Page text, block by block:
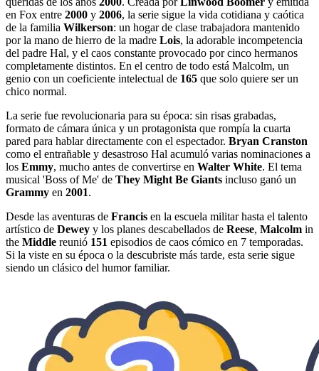
en Fox entre 2000 y 2006, la serie sigue la vida cotidiana y caótica
de la familia Wilkerson: un hogar de clase trabajadora mantenido
por la mano de hierro de la madre Lois, la adorable incompetencia
del padre Hal, y el caos constante provocado por cinco hermanos
completamente distintos. En el centro de todo está Malcolm, un
genio con un coeficiente intelectual de 165 que solo quiere ser un
chico normal.
La serie fue revolucionaria para su época: sin risas grabadas,
formato de cámara única y un protagonista que rompía la cuarta
pared para hablar directamente con el espectador. Bryan Cranston
como el entrañable y desastroso Hal acumuló varias nominaciones a
los Emmy, mucho antes de convertirse en Walter White. El tema
musical 'Boss of Me' de They Might Be Giants incluso ganó un
Grammy en 2001.
Desde las aventuras de Francis en la escuela militar hasta el talento
artístico de Dewey y los planes descabellados de Reese, Malcolm in
the Middle reunió 151 episodios de caos cómico en 7 temporadas.
Si la viste en su época o la descubriste más tarde, esta serie sigue
siendo un clásico del humor familiar.